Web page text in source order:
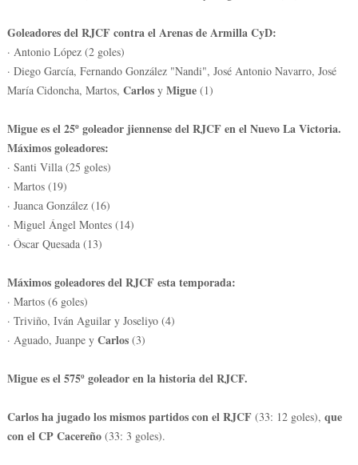
Goleadores del RJCF contra el Arenas de Armilla CyD:
· Antonio López (2 goles)
· Diego García, Fernando González "Nandi", José Antonio Navarro, José
María Cidoncha, Martos, Carlos y Migue (1)
Migue es el 25º goleador jiennense del RJCF en el Nuevo La Victoria.
Máximos goleadores:
· Santi Villa (25 goles)
· Martos (19)
· Juanca González (16)
· Miguel Ángel Montes (14)
· Óscar Quesada (13)
Máximos goleadores del RJCF esta temporada:
· Martos (6 goles)
· Triviño, Iván Aguilar y Joseliyo (4)
· Aguado, Juanpe y Carlos (3)
Migue es el 575º goleador en la historia del RJCF.
Carlos ha jugado los mismos partidos con el RJCF (33: 12 goles), que
con el CP Cacereño (33: 3 goles).